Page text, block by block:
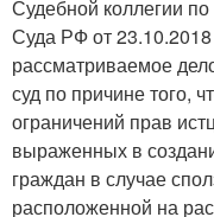
Судебной коллегии
Суда РФ от
рассматриваемое
суд по причине того,
ограничений прав
выраженных в
граждан в случае
расположенной на